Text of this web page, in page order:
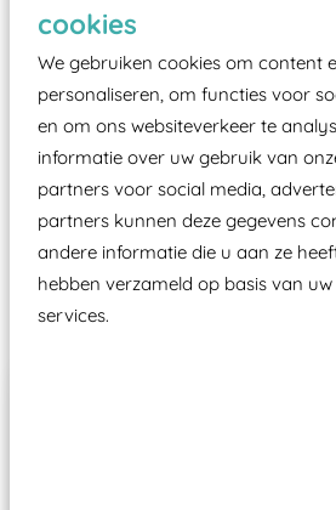
cookies
We gebruiken cookies om content
personaliseren, om functies voor
en om ons websiteverkeer te
informatie over uw gebruik van
partners voor social media,
partners kunnen deze gegevens
andere informatie die u aan ze
hebben verzameld op basis van
services.
moet zijn van een typekeuring,
certificering, uitgegeven door
aangewezen
Wij ook speeltoestellen
ze toch binnen het
Speeltoestellen vallen?
Past er goed bij